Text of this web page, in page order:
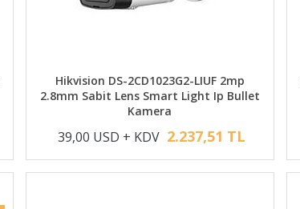
Hikvision DS-2CD1023G2-LIUF 2mp
2.8mm Sabit Lens Smart Light Ip Bullet
Kamera
39,00 USD + KDV 2.237,51 TL